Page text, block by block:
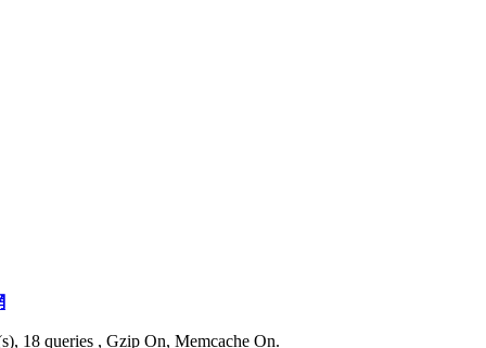
18 queries , Gzip On, Memcache On.